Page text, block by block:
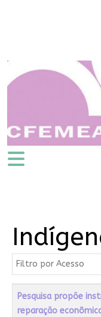
Filtro por Acesso
Título Acessos
Pesquisa propõe
reparação